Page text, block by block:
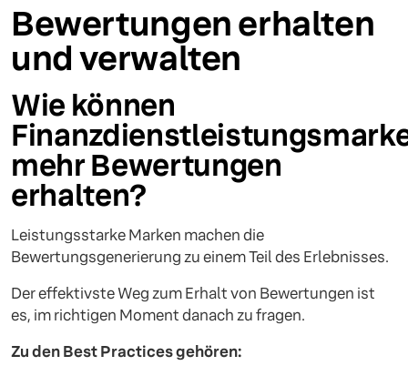
Bewertungen erhalten
und verwalten
Wie können
mehr Bewertungen
erhalten?
Leistungsstarke Marken machen die
Bewertungsgenerierung zu einem Teil des Erlebnisses.
Der effektivste Weg zum Erhalt von Bewertungen ist
es, im richtigen Moment danach zu fragen.
Zu den Best Practices gehören: